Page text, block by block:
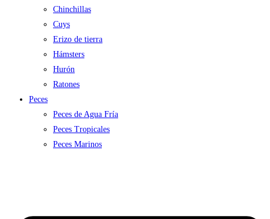
Chinchillas
Cuys
Erizo de tierra
Hámsters
Hurón
Ratones
Peces
Peces de Agua Fría
Peces Tropicales
Peces Marinos